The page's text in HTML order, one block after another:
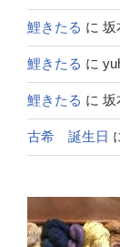
鯉きたる に 坂
鯉きたる に
鯉きたる に 坂
古希 誕生日